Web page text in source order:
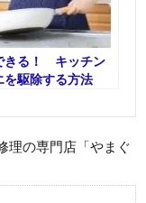
きる！ キッチン
を駆除する方法
理の専門店「やまぐ